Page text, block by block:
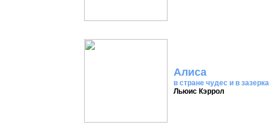
Алиса
в стране чудес и в
Льюис Кэррол